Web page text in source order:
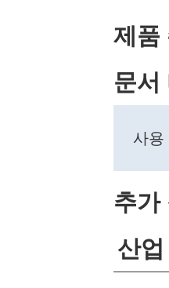
제품
문서
사용
추가
산